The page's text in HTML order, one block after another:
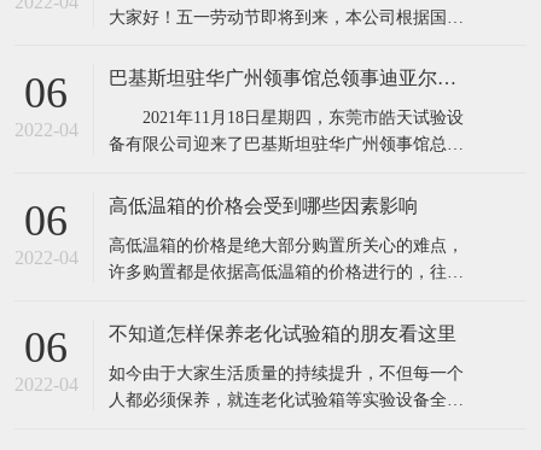
诊疗化工厂、塑料橡料等及有关产品之耐高温，
大家好！五一劳动节即将到来，本公司根据国务
动节假期安排通知如下：1、4月30日至5月4日
调休上班。节假日期间,各位新老客
06
2022-04
巴基斯坦驻华广州领事馆总领事迪亚尔汗先生和商务参赞穆罕默德·艾凡先生一行莅临东莞市皓天试验设备有限公司参观交流指导
2021年11月18日星期四，东莞市皓天试验设
备有限公司迎来了巴基斯坦驻华广州领事馆总领
中方代表陈新生一行莅临工厂参观指导。 东
基斯坦驻华广州领事馆总领事迪亚尔汗先生和商
务参赞穆罕默德·艾凡先生、中方代表
06
2022-04
高低温箱的价格会受到哪些因素影响
​高低温箱的价格是绝大部分购置所关心的难点，
许多购置都是依据高低温箱的价格进行的，往往
工制作工艺.原料.核心技术等因素不一样，因此在
的温度要求越高，价格就越高。由于温度越高，
压榨和改性工程塑料的成本费用就越高。挑选
06
2022-04
不知道怎样保养老化试验箱的朋友看这里
​如今由于大家生活质量的持续提升，不但每一个
人都必须保养，就连老化试验箱等实验设备全是